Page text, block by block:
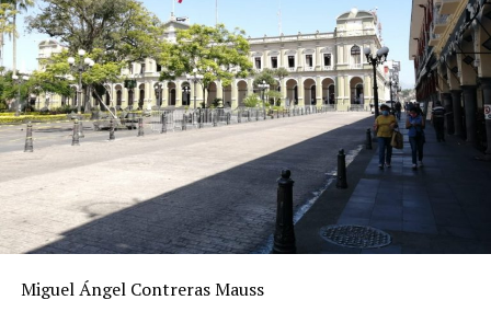
Miguel Ángel Contreras Mauss